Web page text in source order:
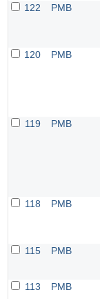
122
PMB
120
PMB
119
PMB
118
PMB
115
PMB
113
PMB